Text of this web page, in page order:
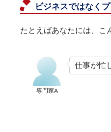
ビジネスではなく
たとえばあなたには、こ
専門家A
仕事が忙